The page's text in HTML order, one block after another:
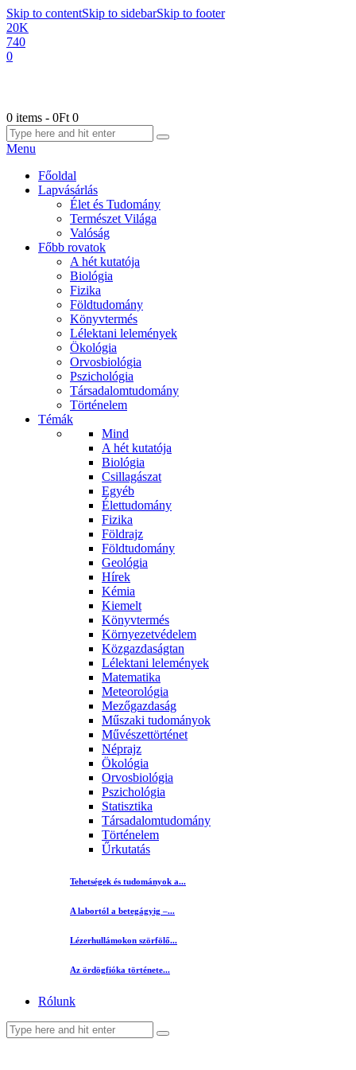
Skip to contentSkip to sidebarSkip to footer
20K
740
0
0 items - 0Ft 0
Menu
Főoldal
Lapvásárlás
Élet és Tudomány
Természet Világa
Valóság
Főbb rovatok
A hét kutatója
Biológia
Fizika
Földtudomány
Könyvtermés
Lélektani lelemények
Ökológia
Orvosbiológia
Pszichológia
Társadalomtudomány
Történelem
Témák
Mind
A hét kutatója
Biológia
Csillagászat
Egyéb
Élettudomány
Fizika
Földrajz
Földtudomány
Geológia
Hírek
Kémia
Kiemelt
Könyvtermés
Környezetvédelem
Közgazdaságtan
Lélektani lelemények
Matematika
Meteorológia
Mezőgazdaság
Műszaki tudományok
Művészettörténet
Néprajz
Ökológia
Orvosbiológia
Pszichológia
Statisztika
Társadalomtudomány
Történelem
Űrkutatás
Tehetségek és tudományok a...
A labortól a betegágyig –...
Lézerhullámokon szörfölő...
Az ördögfióka története...
Rólunk